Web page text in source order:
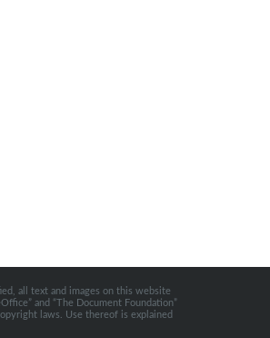
all text and images on this website
and “The Document Foundation”
laws. Use thereof is explained